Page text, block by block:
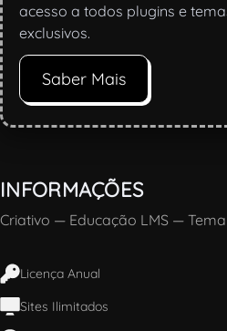
acesso a todos plugins e
exclusivos.
Saber Mais
INFORMAÇÕES
Criativo — Educação LMS — Tema
Licença Anual
Sites Ilimitados